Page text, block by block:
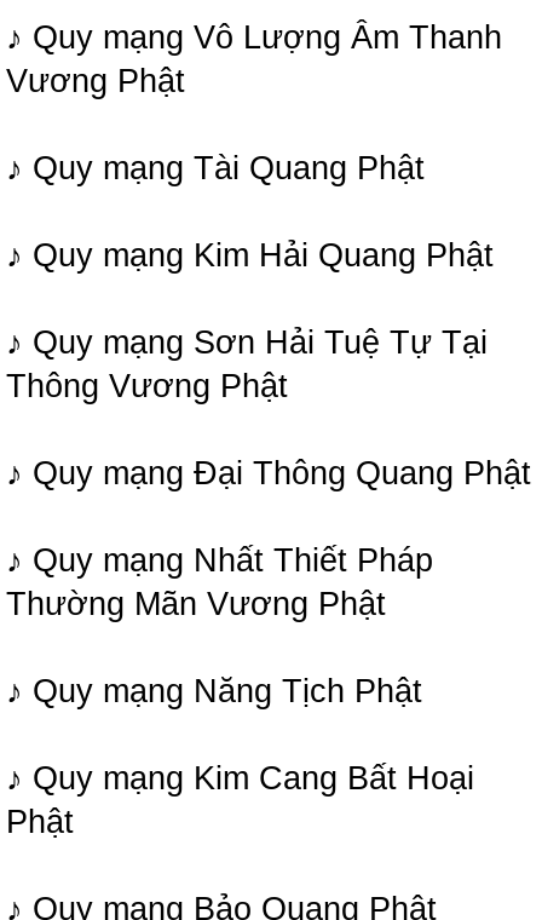
♪ Quy mạng Vô Lượng Âm Thanh
Vương Phật
♪ Quy mạng Tài Quang Phật
♪ Quy mạng Kim Hải Quang Phật
♪ Quy mạng Sơn Hải Tuệ Tự Tại
Thông Vương Phật
♪ Quy mạng Đại Thông Quang Phật
♪ Quy mạng Nhất Thiết Pháp
Thường Mãn Vương Phật
♪ Quy mạng Năng Tịch Phật
♪ Quy mạng Kim Cang Bất Hoại
Phật
♪ Quy mạng Bảo Quang Phật